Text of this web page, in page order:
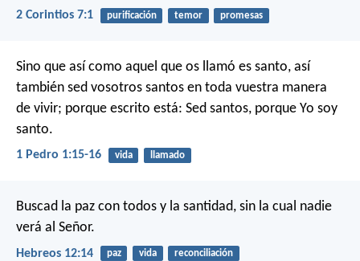
2 Corintios 7:1 purificación temor promesas
Sino que así como aquel que os llamó es santo, así
también sed vosotros santos en toda vuestra manera
de vivir; porque escrito está: Sed santos, porque Yo soy
santo.
1 Pedro 1:15-16 vida llamado
Buscad la paz con todos y la santidad, sin la cual nadie
verá al Señor.
Hebreos 12:14 paz vida reconciliación